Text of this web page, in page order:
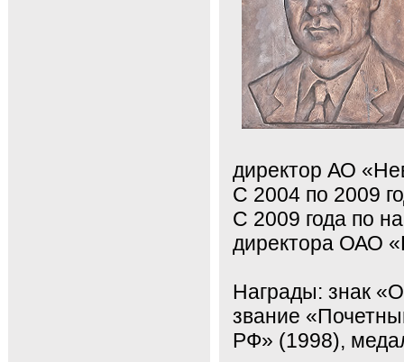
директор АО
С 2004 по 2009
С 2009 года по
директора ОАО
Награды: знак
звание
РФ» (1998),